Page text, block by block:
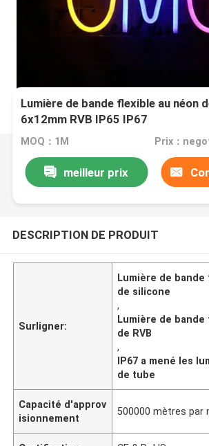
Lumière de bande flexible au néon
6x12mm RVB IP65 IP67
MOQ：1M Prix：
meilleur prix
DESCRIPTION DE PRODUIT
Surligner:
Lumière de
de silicone
,
Lumière de
de RVB
,
IP67 a mené les
de tube
Capacité d'approv
isionnement
500000 mètres par